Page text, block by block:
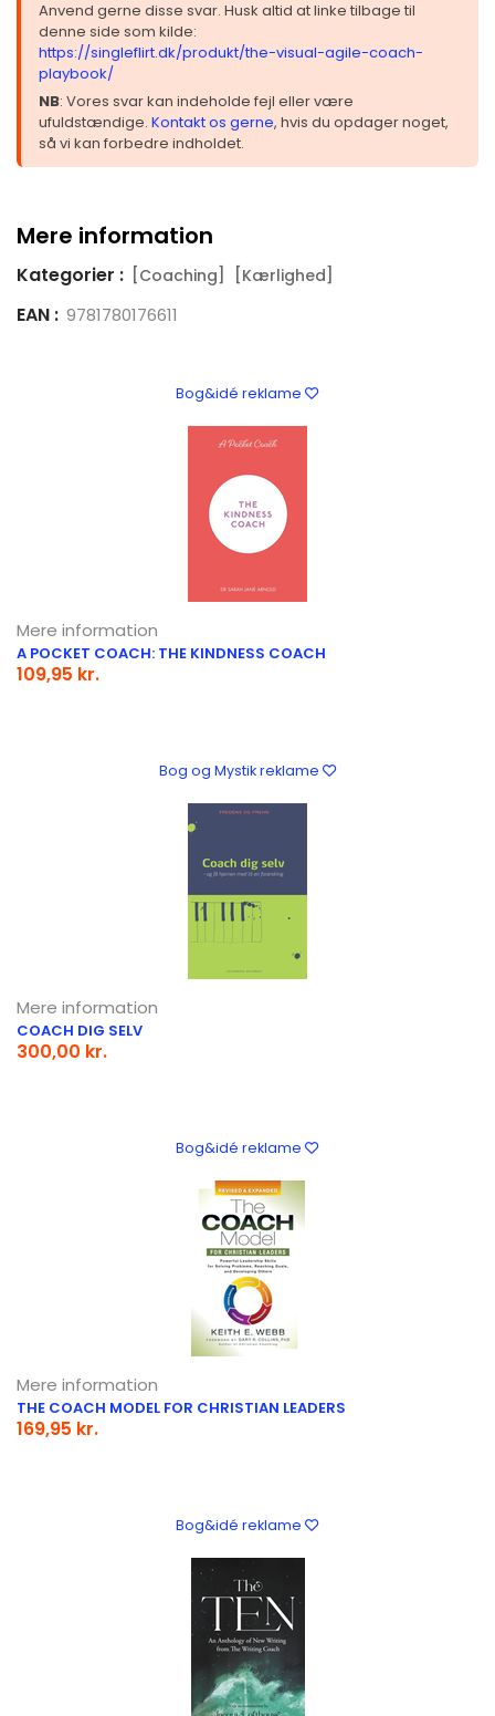
Anvend gerne disse svar. Husk altid at linke tilbage til
denne side som kilde:
https://singleflirt.dk/produkt/the-visual-agile-coach-
playbook/
NB: Vores svar kan indeholde fejl eller være
ufuldstændige. Kontakt os gerne, hvis du opdager noget,
så vi kan forbedre indholdet.
Mere information
Kategorier : [Coaching] [Kærlighed]
EAN : 9781780176611
Bog&idé reklame
Mere information
A POCKET COACH: THE KINDNESS COACH
109,95 kr.
Bog og Mystik reklame
Mere information
COACH DIG SELV
300,00 kr.
Bog&idé reklame
Mere information
THE COACH MODEL FOR CHRISTIAN LEADERS
169,95 kr.
Bog&idé reklame